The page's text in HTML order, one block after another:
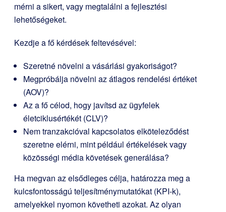
mérni a sikert, vagy megtalálni a fejlesztési
lehetőségeket.
Kezdje a fő kérdések feltevésével:
Szeretné növelni a vásárlási gyakoriságot?
Megpróbálja növelni az átlagos rendelési értéket
(AOV)?
Az a fő célod, hogy javítsd az ügyfelek
életciklusértékét (CLV)?
Nem tranzakcióval kapcsolatos elköteleződést
szeretne elérni, mint például értékelések vagy
közösségi média követések generálása?
Ha megvan az elsődleges célja, határozza meg a
kulcsfontosságú teljesítménymutatókat (KPI-k),
amelyekkel nyomon követheti azokat. Az olyan